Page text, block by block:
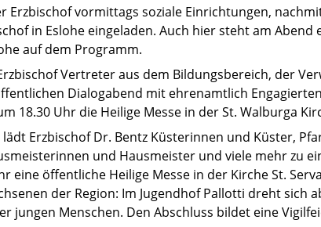
Erzbischof vormittags soziale Einrichtungen,
in Eslohe eingeladen. Auch hier steht am
auf dem Programm.
Vertreter aus dem Bildungsbereich, der
Dialogabend mit ehrenamtlich
18.30 Uhr die Heilige Messe in der St. Walburga
Erzbischof Dr. Bentz Küsterinnen und Küster,
und Hausmeister und viele mehr zu
eine öffentliche Heilige Messe in der Kirche St.
der Region: Im Jugendhof Pallotti dreht sich
jungen Menschen. Den Abschluss bildet eine